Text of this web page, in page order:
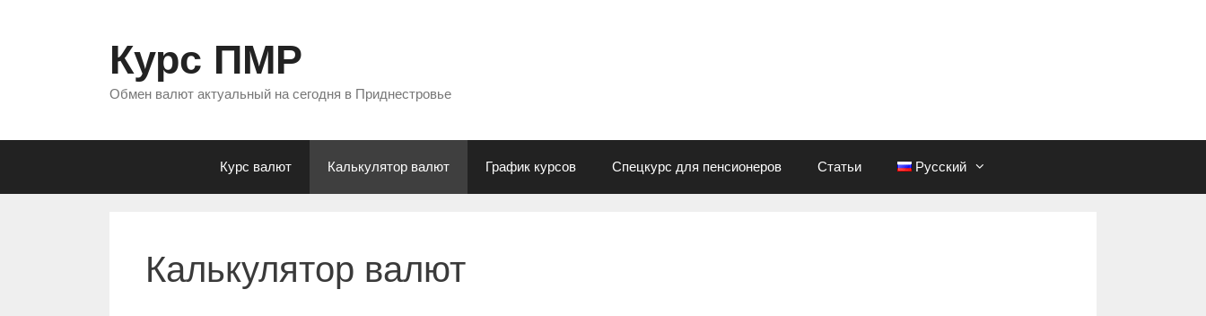
Курс ПМР
Обмен валют актуальный на сегодня в Приднестровье
Курс валют Калькулятор валют График курсов Спецкурс для пенсионеров Статьи Русский
Калькулятор валют